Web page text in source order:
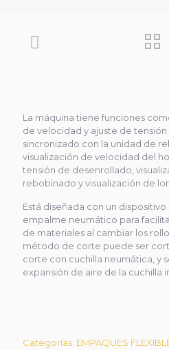
La máquina tiene funciones
de velocidad y ajuste de
sincronizado con la unidad de
visualización de velocidad del
tensión de desenrollado,
rebobinado y visualización de
Está diseñada con un
empalme neumático para
de materiales al cambiar los
método de corte puede ser
corte con cuchilla neumática, y
expansión de aire de la cuchilla
Categorías: EMPAQUES